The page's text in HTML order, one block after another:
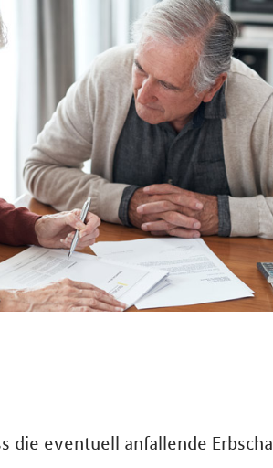
die eventuell anfallende